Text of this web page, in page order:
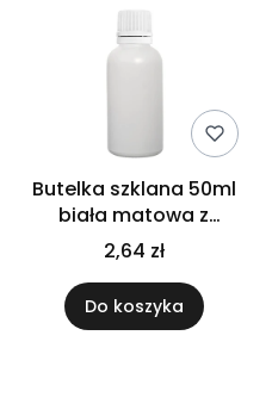
Butelka szklana 50ml
biała matowa z
kroplomierzem białym
2,64 zł
Do koszyka